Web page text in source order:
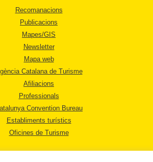
Recomanacions
Publicacions
Mapes/GIS
Newsletter
Mapa web
Catalana de Turisme
Afiliacions
Professionals
Convention Bureau
Establiments turístics
Oficines de Turisme